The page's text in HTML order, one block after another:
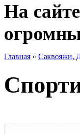
На
Главная » Саквояжи,